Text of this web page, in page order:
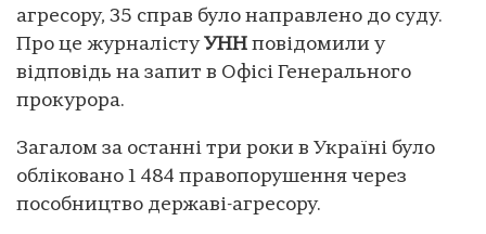
агресору, 35 справ було направлено до суду.
Про це журналістуУНН повідомили у
відповідь на запит в Офісі Генерального
прокурора.
Загалом за останні три роки в Україні було
обліковано 1 484 правопорушення через
пособництво державі-агресору.